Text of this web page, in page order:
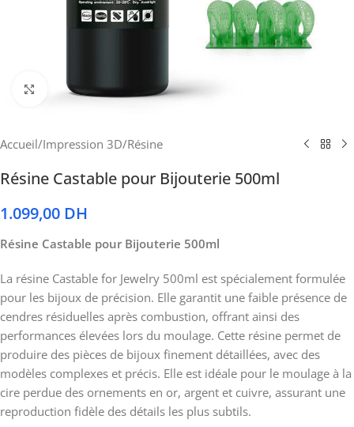
Cliquez pour agrandir
Accueil/Impression 3D/Résine
Résine Castable pour Bijouterie 500ml
1.099,00 DH
Résine Castable pour Bijouterie 500ml
La résine Castable for Jewelry 500ml est spécialement formulée
pour les bijoux de précision. Elle garantit une faible présence de
cendres résiduelles après combustion, offrant ainsi des
performances élevées lors du moulage. Cette résine permet de
produire des pièces de bijoux finement détaillées, avec des
modèles complexes et précis. Elle est idéale pour le moulage à la
cire perdue des ornements en or, argent et cuivre, assurant une
reproduction fidèle des détails les plus subtils.